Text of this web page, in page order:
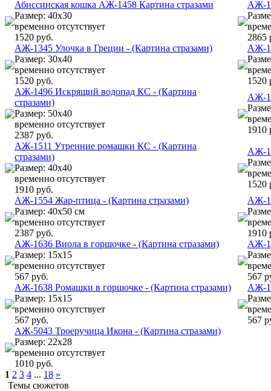
Абиссинская кошка АЖ-1458 Картина стразами
Размер: 40х30
временно отсутствует
1520 руб.
АЖ-
2865
АЖ-1345 Улочка в Греции - (Картина стразами)
Размер: 30х40
временно отсутствует
1520 руб.
АЖ-
1520
АЖ-1496 Искрящий водопад КС - (Картина
стразами)
Размер: 50х40
временно отсутствует
2387 руб.
АЖ-
1910
АЖ-1511 Утренние ромашки КС - (Картина
стразами)
Размер: 40х40
временно отсутствует
1910 руб.
АЖ-
1520
АЖ-1554 Жар-птица - (Картина стразами)
Размер: 40х50 см
временно отсутствует
2387 руб.
АЖ-
1910
АЖ-1636 Виола в горшочке - (Картина стразами)
Размер: 15х15
временно отсутствует
567 руб.
АЖ-
567
АЖ-1638 Ромашки в горшочке - (Картина стразами)
Размер: 15х15
временно отсутствует
567 руб.
АЖ-
567
АЖ-5043 Троеручица Икона - (Картина стразами)
Размер: 22х28
временно отсутствует
1010 руб.
1 2 3 4 ... 18 »
Темы сюжетов